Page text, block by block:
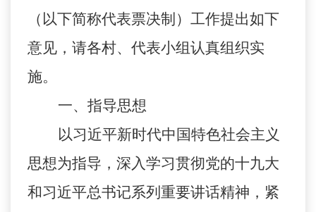
（以下简称代表票决制）工作提出如下
意见，请各村、代表小组认真组织实
施。
一、指导思想
以习近平新时代中国特色社会主义
思想为指导，深入学习贯彻党的十九大
和习近平总书记系列重要讲话精神，紧